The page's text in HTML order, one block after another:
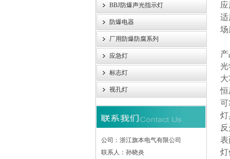
BBJ防爆声光指示灯
防爆电器
厂用防爆防腐系列
应急灯
标志灯
视孔灯
公司：浙江旗本电气有限公司
联系人：孙晓炎
适
场
光
恒
可
灯
表
灯